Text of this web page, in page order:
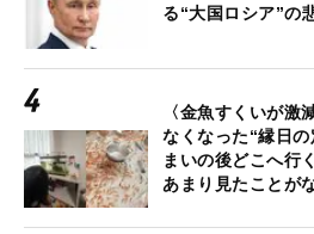
る“大国ロシア”の
〈金魚すくいが激
なくなった“縁日
まいの後どこへ行
あまり見たことが